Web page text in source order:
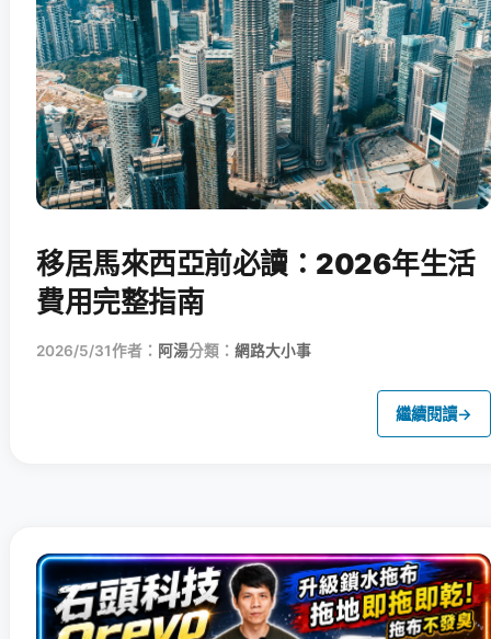
移居馬來西亞前必讀：2026年生活
費用完整指南
2026/5/31作者： 阿湯分類： 網路大小事
繼續閱讀→